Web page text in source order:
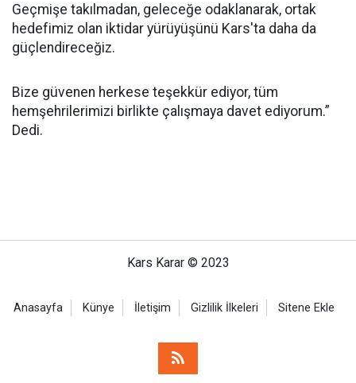
Geçmişe takılmadan, geleceğe odaklanarak, ortak
hedefimiz olan iktidar yürüyüşünü Kars'ta daha da
güçlendireceğiz.
Bize güvenen herkese teşekkür ediyor, tüm
hemşehrilerimizi birlikte çalışmaya davet ediyorum.”
Dedi.
Kars Karar © 2023
Anasayfa Künye İletişim Gizlilik İlkeleri Sitene Ekle